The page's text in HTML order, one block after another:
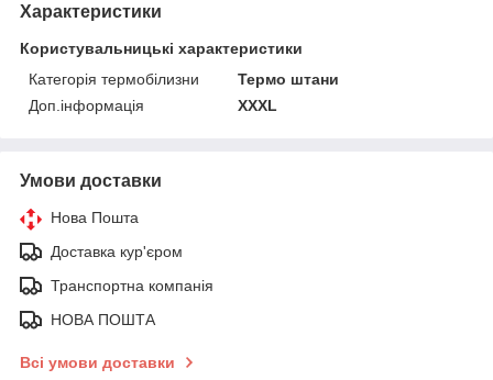
Характеристики
Користувальницькі характеристики
Категорія термобілизни
Термо штани
Доп.інформація
XXXL
Умови доставки
Нова Пошта
Доставка кур'єром
Транспортна компанія
НОВА ПОШТА
Всі умови доставки